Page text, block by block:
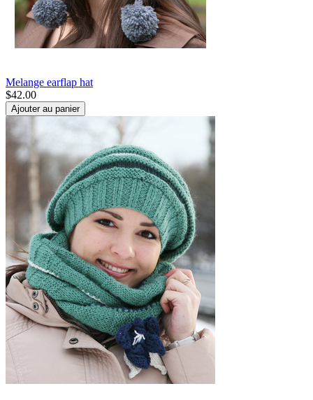
Melange earflap hat
$42.00
Ajouter au panier